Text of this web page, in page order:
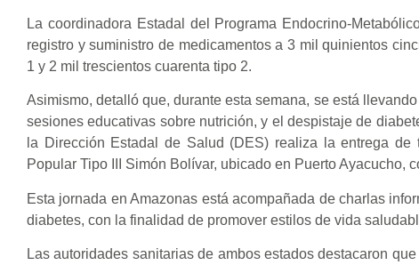
La coordinadora Estadal del Programa Endocrino-
registro y suministro de medicamentos a 3 mil quinientos
1 y 2 mil trescientos cuarenta tipo 2.
Asimismo, detalló que, durante esta semana, se está
sesiones educativas sobre nutrición, y el despistaje de
la Dirección Estadal de Salud (DES) realiza la entrega
Popular Tipo III Simón Bolívar, ubicado en Puerto Ayacucho,
Esta jornada en Amazonas está acompañada de charlas
diabetes, con la finalidad de promover estilos de vida
Las autoridades sanitarias de ambos estados destacaron